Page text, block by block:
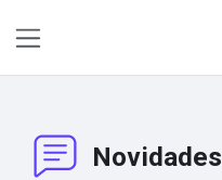
Novidades